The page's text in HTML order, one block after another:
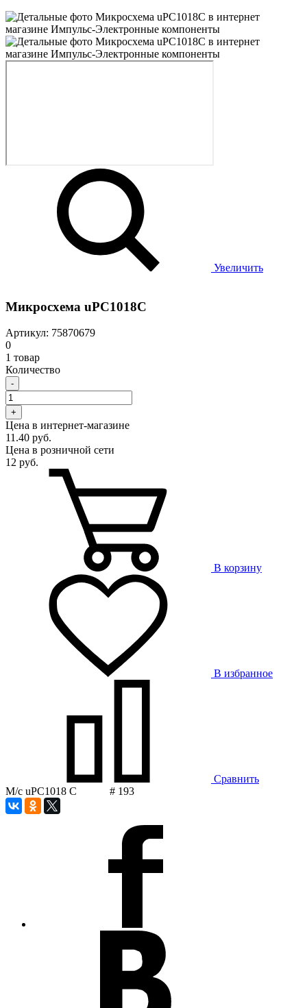
Увеличить
Микросхема uPC1018C
Артикул: 75870679
0
1 товар
Количество
-
+
Цена в интернет-магазине
11.40 руб.
Цена в розничной сети
12 руб.
В корзину
В избранное
Сравнить
М/с uPC1018 C # 193